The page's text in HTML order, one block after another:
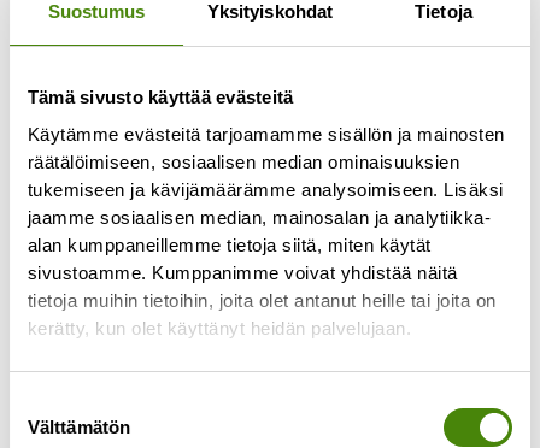
Suostumus Yksityiskohdat Tietoja
Tämä sivusto käyttää evästeitä
Käytämme evästeitä tarjoamamme sisällön ja mainosten
räätälöimiseen, sosiaalisen median ominaisuuksien
tukemiseen ja kävijämäärämme analysoimiseen. Lisäksi
jaamme sosiaalisen median, mainosalan ja analytiikka-
alan kumppaneillemme tietoja siitä, miten käytät
sivustoamme. Kumppanimme voivat yhdistää näitä
tietoja muihin tietoihin, joita olet antanut heille tai joita on
kerätty, kun olet käyttänyt heidän palvelujaan.
valinta
Välttämätön
Jätekeskukselta tulevan
veden määrää rajoitettiin
viemäriverkkoon
16.4.2024
Ylivieskan kaupungilta tuli Vestialle pyyntö
perjantaina 12.4. rajoittaa jätekeskukselta